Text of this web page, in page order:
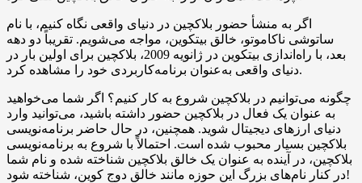
اگر به منشأ حضور بلاکچین در دنیای واقعی نگاه کنیم، با نام
ساتوشی ناکاموتو، خالق بیتکوین، مواجه می‌شویم. تقریباً دو دهه
بعد، با راه‌اندازی بیتکوین در ژانویه 2009، بلاکچین برای اولین بار در
دنیای واقعی به‌عنوان برنامه‌کاربردی خود را مشاهده کرد.
چگونه می‌توانیم در بلاکچین شروع به کار کنیم؟ اگر شما می‌خواهید
به عنوان یک فعال در بلاکچین حضور داشته باشید، می‌توانید وارد
دنیای ارزهای دیجیتال شوید. همچنین، در حال حاضر برنامه‌نویسی
بلاکچین بسیار محبوب شده است. احتمالاً با شروع به برنامه‌نویسی
بلاکچین، در آینده به عنوان یک خالق بلاکچین شناخته شده و نام شما
در کنار نام‌های بزرگ این حوزه مانند خالق دوج کوین، شناخته شود!